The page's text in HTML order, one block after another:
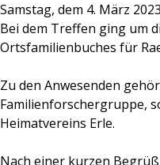
Samstag, dem 4. März
Bei dem Treffen ging um
Ortsfamilienbuches für
Zu den Anwesenden
Familienforschergruppe,
Heimatvereins Erle.
Nach einer kurzen